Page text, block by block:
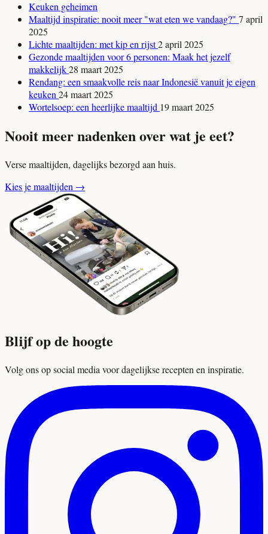
Keuken geheimen
Maaltijd inspiratie: nooit meer "wat eten we vandaag?" 7 april
2025
Lichte maaltijden: met kip en rijst2 april 2025
Gezonde maaltijden voor 6 personen: Maak het jezelf
makkelijk28 maart 2025
Rendang: een smaakvolle reis naar Indonesië vanuit je eigen
keuken 24 maart 2025
Wortelsoep: een heerlijke maaltijd 19 maart 2025
Nooit meer nadenken over wat je eet?
Verse maaltijden, dagelijks bezorgd aan huis.
Kies je maaltijden →
Blijf op de hoogte
Volg ons op social media voor dagelijkse recepten en inspiratie.